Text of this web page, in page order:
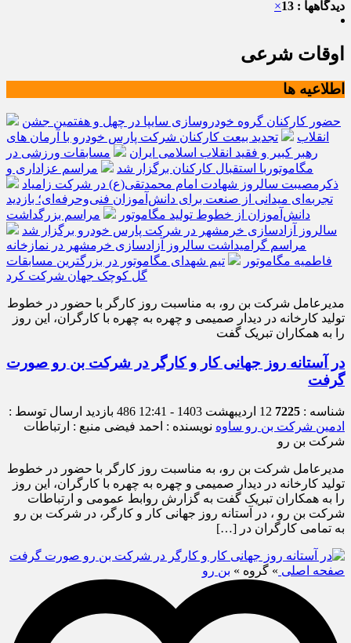
دیدگاهها : 13
×
اوقات شرعی
اطلاعیه ها
حضور کارکنان گروه خودروسازی سایپا در چهل و هفتمین جشن
انقلاب
تجدید بیعت کارکنان شرکت پارس خودرو با آرمان های
رهبر کبیر و فقید انقلاب اسلامی ایران
مسابقات ورزشی در
مگاموتوربا استقبال کارکنان برگزار شد
مراسم عزاداری و
ذکرمصیبت سالروز شهادت امام محمدتقی(ع) در شرکت زامیاد
تجربه‌ای میدانی از صنعت برای دانش‌آموزان فنی‌وحرفه‌ای؛ بازدید
دانش‌آموزان از خطوط تولید مگاموتور
مراسم بزرگداشت
سالروز آزادسازی خرمشهر در شرکت پارس خودرو برگزار شد
مراسم گرامیداشت سالروز آزادسازی خرمشهر در نمازخانه
فاطمیه مگاموتور
تیم شهدای مگاموتور در بزرگترین مسابقات
گل کوچک جهان شرکت کرد
مدیرعامل شرکت بن رو، به مناسبت روز کارگر با حضور در خطوط
تولید کارخانه در دیدار صمیمی و‌ چهره به چهره با کارگران، این روز
را به همکاران تبریک گفت
در آستانه روز جهانی کار و کارگر در شرکت بن رو صورت
گرفت
شناسه : 7225 12 اردیبهشت 1403 - 12:41
ارسال توسط :
ادمین شرکت بن رو ساوه نویسنده : احمد فیضی منبع : ارتباطات
شرکت بن رو
مدیرعامل شرکت بن رو، به مناسبت روز کارگر با حضور در خطوط
تولید کارخانه در دیدار صمیمی و‌ چهره به چهره با کارگران، این روز
را به همکاران تبریک گفت به گزارش روابط عمومی و ارتباطات
شرکت بن رو ، در آستانه روز جهانی کار و کارگر، در شرکت بن رو
به تمامی کارگران‌ در […]
صفحه اصلی » گروه » بن رو